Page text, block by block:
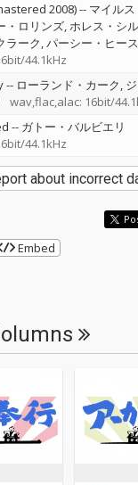
2008)-- マイル
・ロリンズ ホレス・シ
ラーク パーシー・ヒース
44.1kHz
-- ローランド・カーク
wav,flac,alac: 16bit/
-- ガトー・バルビエリ
44.1kHz
about incorrect
Embed